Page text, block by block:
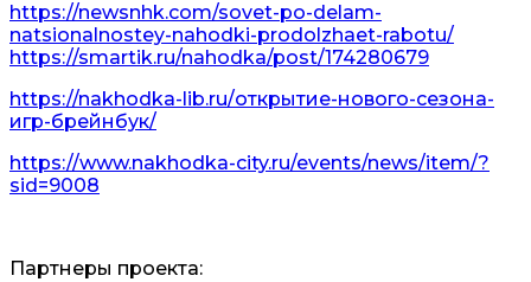
https://newsnhk.com/sovet-po-delam-
natsionalnostey-nahodki-prodolzhaet-rabotu/
https://smartik.ru/nahodka/post/174280679
https://nakhodka-lib.ru/открытие-нового-сезона-
игр-брейнбук/
https://www.nakhodka-city.ru/events/news/item/?
sid=9008
Партнеры проекта: